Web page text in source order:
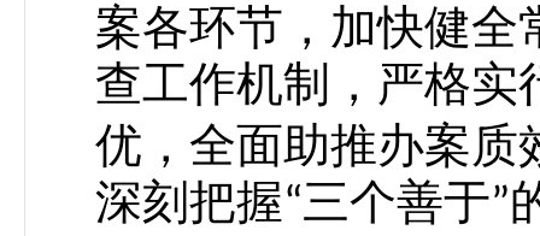
案各环节，加快健全
查工作机制，严格实
优，全面助推办案质
深刻把握“三个善于”